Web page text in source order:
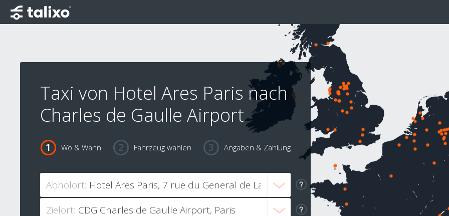
Taxi von Hotel Ares Paris nach
Charles de Gaulle Airport
Wo & Wann Fahrzeug wählen Angaben & Zahlung
Abholort:
Zielort: